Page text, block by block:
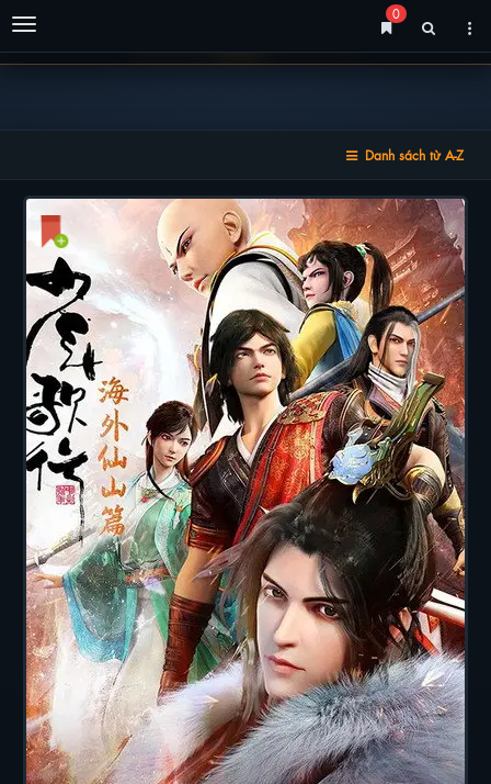
Menu
0
Danh sách từ A-Z